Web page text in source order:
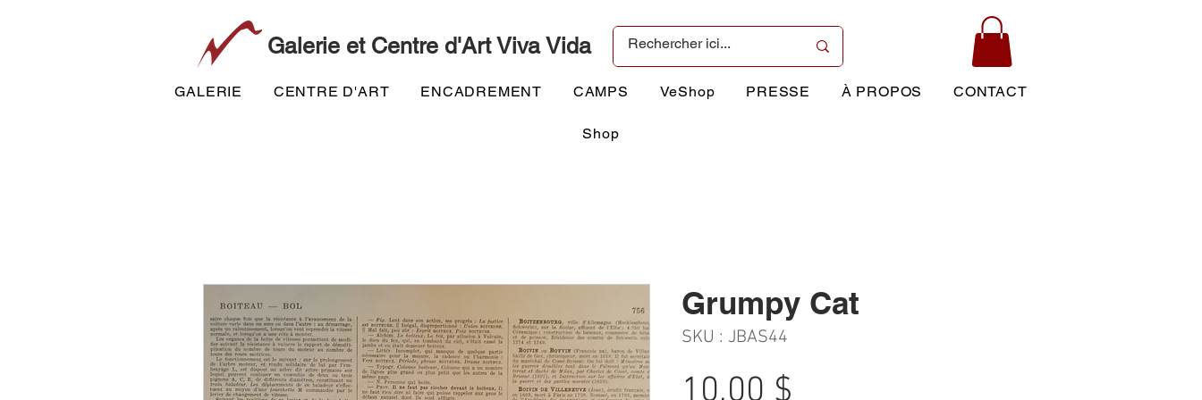
Galerie et Centre d'Art Viva Vida
GALERIE CENTRE D'ART ENCADREMENT CAMPS VeShop PRESSE À PROPOS CONTACT
Shop
Grumpy Cat
SKU : JBAS44